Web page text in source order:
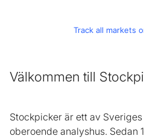
Track all markets
Välkommen till
Stockpicker är ett av
oberoende analyshus. Sedan